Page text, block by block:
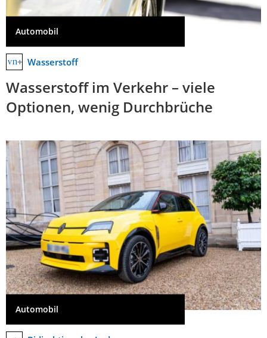
Automobil
Wasserstoff
Wasserstoff im Verkehr – viele
Optionen, wenig Durchbrüche
Automobil